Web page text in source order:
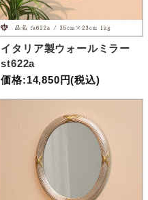
イタリア製ウォールミラー
st622a
価格:14,850円(税込)